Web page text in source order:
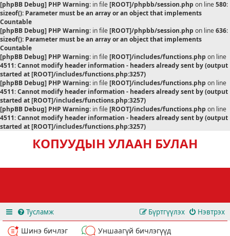
[phpBB Debug] PHP Warning: in file[ROOT]/phpbb/session.php on line580:
sizeof(): Parameter must be an array or an object that implements
Countable
[phpBB Debug] PHP Warning: in file[ROOT]/phpbb/session.php on line636:
sizeof(): Parameter must be an array or an object that implements
Countable
[phpBB Debug] PHP Warning: in file[ROOT]/includes/functions.php on line
4511:Cannot modify header information - headers already sent by (output
started at [ROOT]/includes/functions.php:3257)
[phpBB Debug] PHP Warning: in file[ROOT]/includes/functions.php on line
4511:Cannot modify header information - headers already sent by (output
started at [ROOT]/includes/functions.php:3257)
[phpBB Debug] PHP Warning: in file[ROOT]/includes/functions.php on line
4511:Cannot modify header information - headers already sent by (output
started at [ROOT]/includes/functions.php:3257)
КОПУУДЫН УЛААН БУЛАН
Тусламж Нэвтрэх
Бүртгүүлэх
Шинэ бичлэг
Уншаагүй бичлэгүүд